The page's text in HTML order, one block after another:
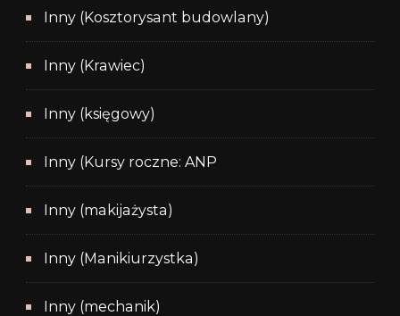
Inny (Kosztorysant budowlany)
Inny (Krawiec)
Inny (księgowy)
Inny (Kursy roczne: ANP
Inny (makijażysta)
Inny (Manikiurzystka)
Inny (mechanik)